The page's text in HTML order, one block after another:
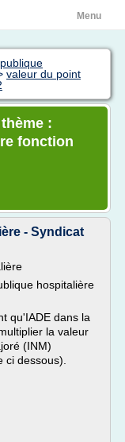
Menu
valeur du point
:
fonction
- Syndicat
hospitalière
qu'IADE dans la
la valeur
(INM)
dessous).